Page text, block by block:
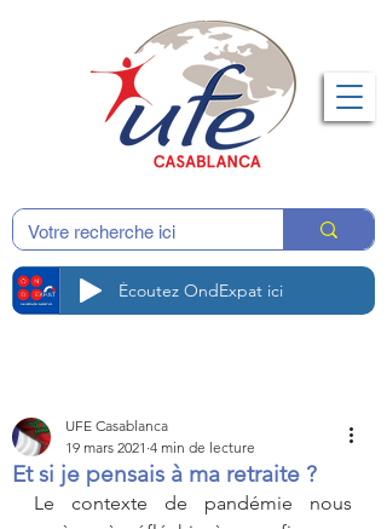
Écoutez OndExpat ici
Et si je pensais à ma retraite ?
UFE Casablanca
19 mars 2021 4 min de lecture
Le contexte de pandémie nous